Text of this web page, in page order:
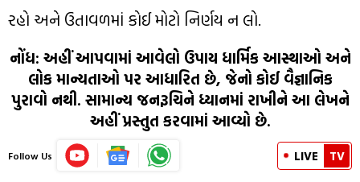
રહો અને ઉતાવળમાં કોઈ મોટો નિર્ણય ન લો.
નોંધ: અહીં આપવામાં આવેલો ઉપાય ધાર્મિક આસ્થાઓ અને
લોક માન્યતાઓ પર આધારિત છે, જેનો કોઈ વૈજ્ઞાનિક
પુરાવો નથી. સામાન્ય જનરૂચિને ધ્યાનમાં રાખીને આ લેખને
અહીં પ્રસ્તુત કરવામાં આવ્યો છે.
Follow Us LIVE TV